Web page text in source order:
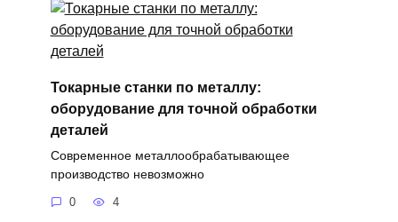
Токарные станки по металлу:
оборудование для точной обработки
деталей
Современное металлообрабатывающее
производство невозможно
0 4